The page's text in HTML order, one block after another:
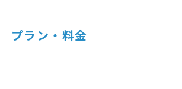
プラン・料金